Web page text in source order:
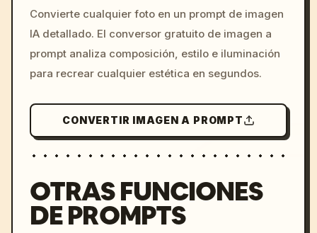
c, cyberpunk sunset, neon
colors, 8k --v 6.0
Convierte cualquier foto en un prompt de imagen
IA detallado. El conversor gratuito de imagen a
prompt analiza composición, estilo e iluminación
para recrear cualquier estética en segundos.
CONVERTIR IMAGEN A PROMPT
OTRAS FUNCIONES
DE PROMPTS